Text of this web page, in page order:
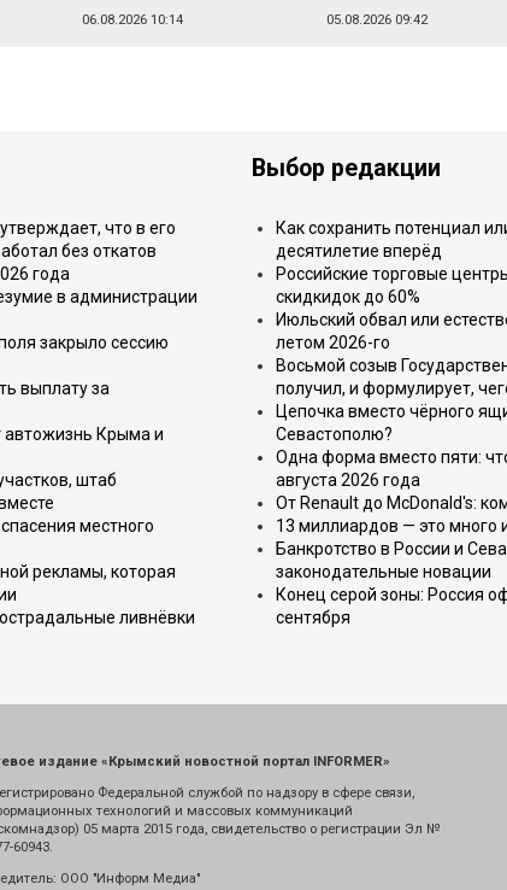
06.08.2026 10:14 05.08.2026 09:42
что в его
без откатов
года
в администрации
закрыло сессию
выплату за
автожизнь Крыма и
штаб
местного
рекламы, которая
ливнёвки
Выбор редакции
Как сохранить потенциал
десятилетие вперёд
Российские торговые
скидкидок до 60%
Июльский обвал или
летом 2026-го
Восьмой созыв
получил, и формулирует,
Цепочка вместо чёрного
Севастополю?
Одна форма вместо пяти:
августа 2026 года
От Renault до McDonald's:
13 миллиардов — это много
Банкротство в России и
законодательные новации
Конец серой зоны: Россия
сентября
издание «Крымский новостной портал INFORMER»
Федеральной службой по надзору в сфере связи,
технологий и массовых коммуникаций
05 марта 2015 года, свидетельство о регистрации Эл №
60943.
ООО "Информ Медиа"